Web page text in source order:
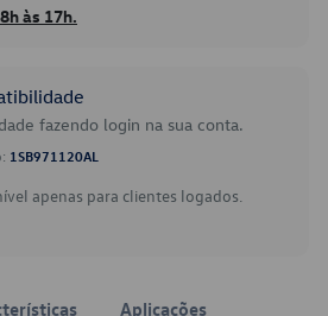
às 17h.
fazendo login na sua conta.
1SB971120AL
apenas para clientes logados.
Aplicações